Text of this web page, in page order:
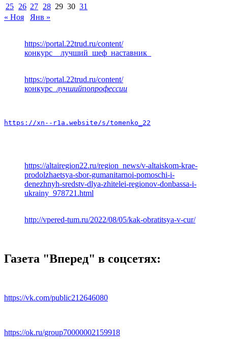
25 26 27 28 29 30 31
« Ноя
Янв »
https://portal.22trud.ru/content/
конкурс__лучший_шеф_наставник_
https://portal.22trud.ru/content/
конкурс _лучшийпопрофессии
https://xn--r1a.website/s/tomenko_22
https://altairegion22.ru/region_news/v-altaiskom-krae-
prodolzhaetsya-sbor-gumanitarnoi-pomoschi-i-
denezhnyh-sredstv-dlya-zhitelei-regionov-donbassa-i-
ukrainy_978721.html
http://vpered-tum.ru/2022/08/05/kak-obratitsya-v-cur/
Газета "Вперед" в соцсетях:
https://vk.com/public212646080
https://ok.ru/group70000002159918